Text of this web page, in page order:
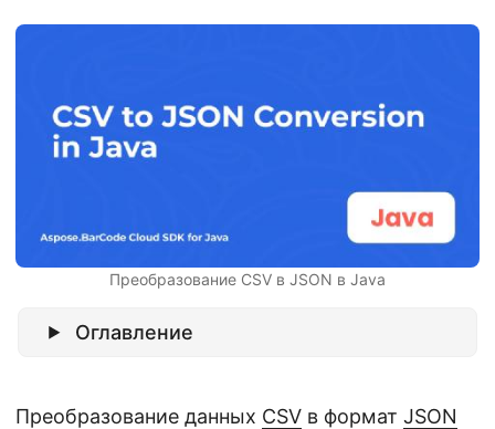
и
Преобразование CSV в JSON в Java
Оглавление
Преобразование данных CSV в формат JSON